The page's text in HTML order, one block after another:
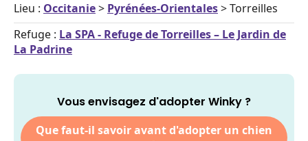
Lieu : Occitanie> Pyrénées-Orientales> Torreilles
Refuge : La SPA - Refuge de Torreilles – Le Jardin de
La Padrine
Vous envisagez d'adopter Winky ?
Que faut-il savoir avant d'adopter un chien